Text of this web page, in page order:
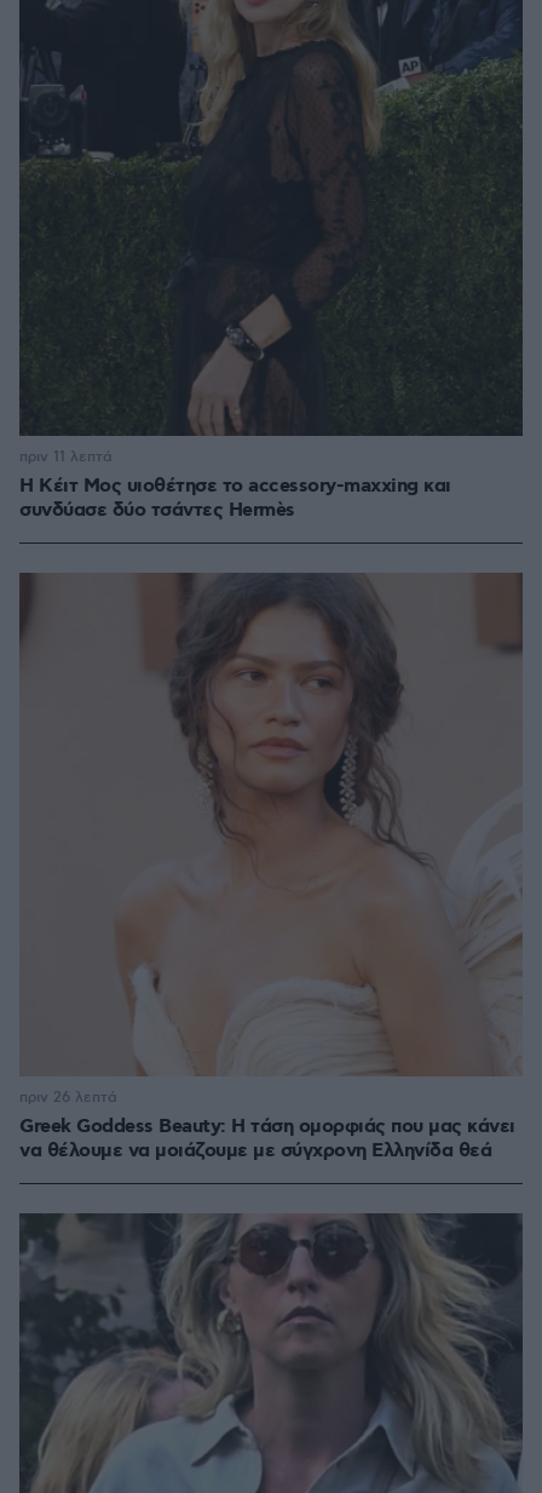
Η Κέιτ Μος υιοθέτησε τo accessory-maxxing και
συνδύασε δύο τσάντες Hermès
πριν 11 λεπτά
Greek Goddess Beauty: Η τάση ομορφιάς που μας κάνει
να θέλουμε να μοιάζουμε με σύγχρονη Ελληνίδα θεά
πριν 26 λεπτά